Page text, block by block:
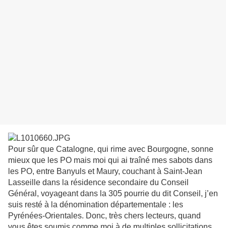
Pour sûr que Catalogne, qui rime avec Bourgogne, sonne
mieux que les PO mais moi qui ai traîné mes sabots dans
les PO, entre Banyuls et Maury, couchant à Saint-Jean
Lasseille dans la résidence secondaire du Conseil
Général, voyageant dans la 305 pourrie du dit Conseil, j’en
suis resté à la dénomination départementale : les
Pyrénées-Orientales. Donc, très chers lecteurs, quand